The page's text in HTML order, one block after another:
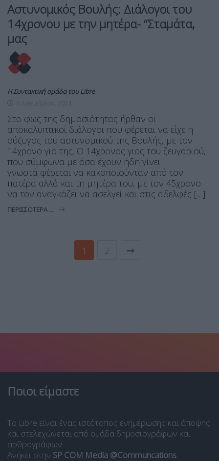
Αστυνομικός Βουλής: Διάλογοι του
14χρονου με την μητέρα- “Σταμάτα,
μας
Η Συντακτική ομάδα του Libre
Στο φως της δημοσιότητας ήρθαν οι
αποκαλυπτικοί διάλογοι που φέρεται να είχε η
σύζυγος του αστυνομικού της Βουλής, με τον
14χρονο γιο της. Ο 14χρονος γιος του ζευγαριού,
που σύμφωνα με όσα έχουν ήδη γίνει
γνωστά φέρεται να κακοποιούνταν από τον
πατέρα αλλά και τη μητέρα του, με τον 45χρονο
να τον αναγκάζει να ασελγεί και στις αδελφές […]
ΠΕΡΙΣΣΌΤΕΡΑ ...
1 2
Ποιοι είμαστε
Το Libre είναι ένας ιστότοπος ενημέρωσης και άποψης
και στελεχώνεται από ομάδα δημοσιογράφων και
αρθρογράφων.
Ανήκει στην SP COM Media @Communcations.